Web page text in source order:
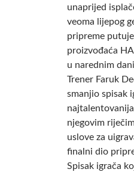
unaprijed
veoma lijepog
pripreme
proizvođaća
u narednim
Trener Faruk
smanjio spisak
njegovim
uslove za
finalni dio
Spisak igrača